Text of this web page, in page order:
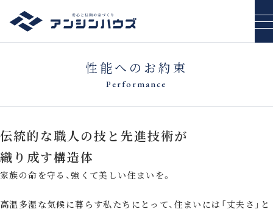
性能へのお約束
Performance
伝統的な職人の技と先進技術が
織り成す構造体
家族の命を守る、強くて美しい住まいを。
高温多湿な気候に暮らす私たちにとって、住まいには「丈夫さ」と